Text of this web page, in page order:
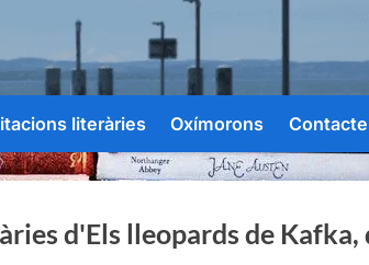
literàries Oxímorons Contacte
d'Els lleopards de Kafka,